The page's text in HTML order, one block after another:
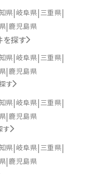
県 岐阜県 三重県
鹿児島県
を探す
県 岐阜県 三重県
鹿児島県
す
県 岐阜県 三重県
鹿児島県
す
県 岐阜県 三重県
鹿児島県